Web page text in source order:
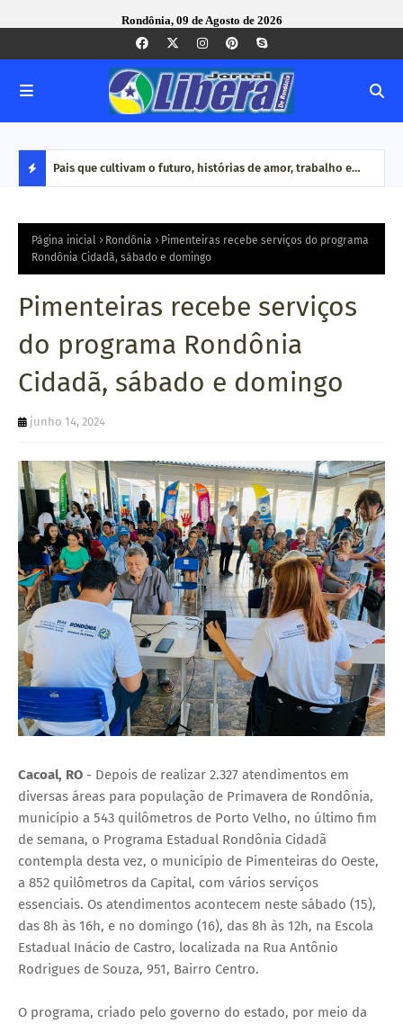
Rondônia, 09 de Agosto de 2026
S
T
A
U
Pais que cultivam o futuro, histórias de amor, trabalho e
Seis lugares gratuitos para aproveitar o fim de semana em
Página inicial Rondônia
Pimenteiras recebe serviços do programa
Rondônia Cidadã, sábado e domingo
Pimenteiras recebe serviços
do programa Rondônia
Cidadã, sábado e domingo
junho 14, 2024
Cacoal, RO - Depois de realizar 2.327 atendimentos em
diversas áreas para população de Primavera de Rondônia,
município a 543 quilômetros de Porto Velho, no último fim
de semana, o Programa Estadual Rondônia Cidadã
contempla desta vez, o município de Pimenteiras do Oeste,
a 852 quilômetros da Capital, com vários serviços
essenciais. Os atendimentos acontecem neste sábado (15),
das 8h às 16h, e no domingo (16), das 8h às 12h, na Escola
Estadual Inácio de Castro, localizada na Rua Antônio
Rodrigues de Souza, 951, Bairro Centro.
O programa, criado pelo governo do estado, por meio da